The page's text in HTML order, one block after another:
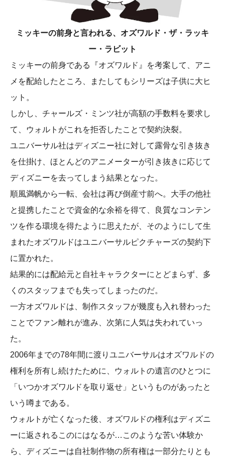
ミッキーの前身と言われる、オズワルド・ザ・ラッキ
ー・ラビット
ミッキーの前身である『オズワルド』を考案して、アニ
メを配給したところ、またしてもシリーズは子供に大ヒ
ット。
しかし、チャールズ・ミンツ社が高額の手数料を要求し
て、ウォルトがこれを拒否したことで契約決裂。
ユニバーサル社はディズニー社に対して露骨な引き抜き
を仕掛け、ほとんどのアニメーターが引き抜きに応じて
ディズニーを去ってしまう結果となった。
順風満帆から一転、会社は再び倒産寸前へ。大手の他社
と提携したことで資金的な余裕を得て、良質なコンテン
ツを作る環境を得たように思えたが、そのようにして生
まれたオズワルドはユニバーサルピクチャーズの契約下
に置かれた。
結果的には配給元と自社キャラクターにとどまらず、多
くのスタッフまでも失ってしまったのだ。
一方オズワルドは、制作スタッフが幾度も入れ替わった
ことでファン離れが進み、次第に人気は失われていっ
た。
2006年までの78年間に渡りユニバーサルはオズワルドの
権利を所有し続けたために、ウォルトの遺言のひとつに
「いつかオズワルドを取り返せ」というものがあったと
いう噂まである。
ウォルトが亡くなった後、オズワルドの権利はディズニ
ーに返されるこのにはなるが…このような苦い体験か
ら、ディズニーは自社制作物の所有権は一部分たりとも